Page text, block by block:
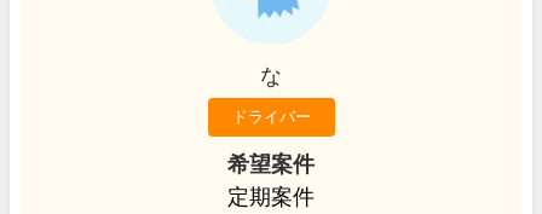
な
ドライバー
希望案件
定期案件